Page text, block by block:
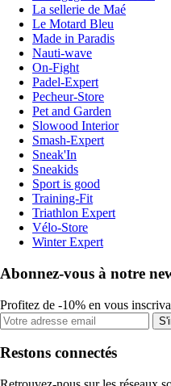
La sellerie de Maé
Le Motard Bleu
Made in Paradis
Nauti-wave
On-Fight
Padel-Expert
Pecheur-Store
Pet and Garden
Slowood Interior
Smash-Expert
Sneak'In
Sneakids
Sport is good
Training-Fit
Triathlon Expert
Vélo-Store
Winter Expert
Abonnez-vous à notre
Profitez de -10% en vous
Restons connectés